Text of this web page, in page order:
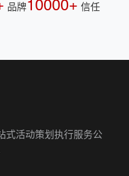
品牌 信任
式活动策划执行服务公